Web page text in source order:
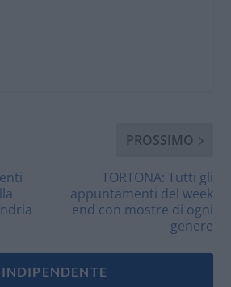
PROSSIMO
TORTONA: Tutti gli
appuntamenti del week
end con mostre di ogni
genere